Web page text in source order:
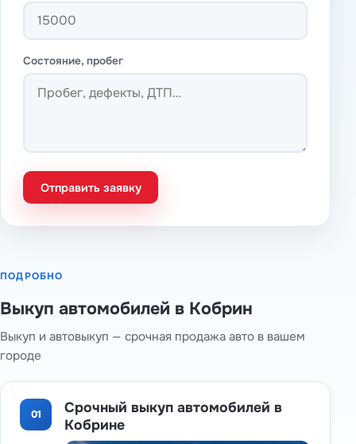
Состояние, пробег
Отправить заявку
ПОДРОБНО
Выкуп автомобилей в Кобрин
Выкуп и автовыкуп — срочная продажа авто в вашем
городе
01
Срочный выкуп автомобилей в
Кобрине